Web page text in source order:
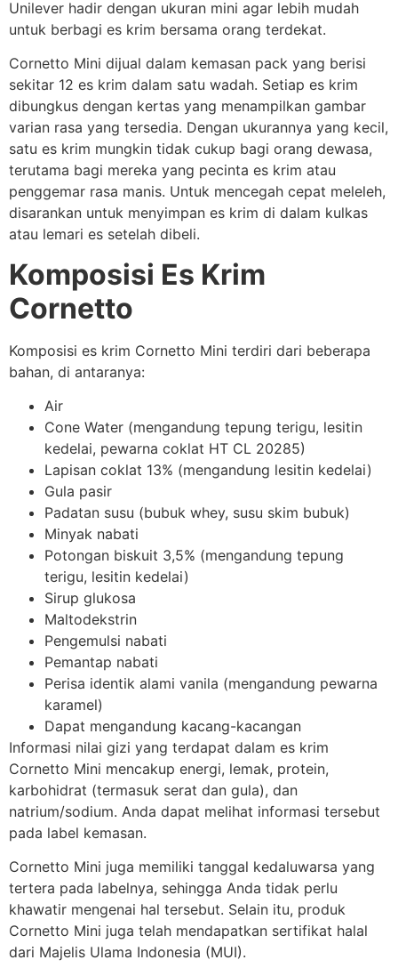
Unilever hadir dengan ukuran mini agar lebih mudah
untuk berbagi es krim bersama orang terdekat.
Cornetto Mini dijual dalam kemasan pack yang berisi
sekitar 12 es krim dalam satu wadah. Setiap es krim
dibungkus dengan kertas yang menampilkan gambar
varian rasa yang tersedia. Dengan ukurannya yang kecil,
satu es krim mungkin tidak cukup bagi orang dewasa,
terutama bagi mereka yang pecinta es krim atau
penggemar rasa manis. Untuk mencegah cepat meleleh,
disarankan untuk menyimpan es krim di dalam kulkas
atau lemari es setelah dibeli.
Komposisi Es Krim
Cornetto
Komposisi es krim Cornetto Mini terdiri dari beberapa
bahan, di antaranya:
Air
Cone Water (mengandung tepung terigu, lesitin
kedelai, pewarna coklat HT CL 20285)
Lapisan coklat 13% (mengandung lesitin kedelai)
Gula pasir
Padatan susu (bubuk whey, susu skim bubuk)
Minyak nabati
Potongan biskuit 3,5% (mengandung tepung
terigu, lesitin kedelai)
Sirup glukosa
Maltodekstrin
Pengemulsi nabati
Pemantap nabati
Perisa identik alami vanila (mengandung pewarna
karamel)
Dapat mengandung kacang-kacangan
Informasi nilai gizi yang terdapat dalam es krim
Cornetto Mini mencakup energi, lemak, protein,
karbohidrat (termasuk serat dan gula), dan
natrium/sodium. Anda dapat melihat informasi tersebut
pada label kemasan.
Cornetto Mini juga memiliki tanggal kedaluwarsa yang
tertera pada labelnya, sehingga Anda tidak perlu
khawatir mengenai hal tersebut. Selain itu, produk
Cornetto Mini juga telah mendapatkan sertifikat halal
dari Majelis Ulama Indonesia (MUI).